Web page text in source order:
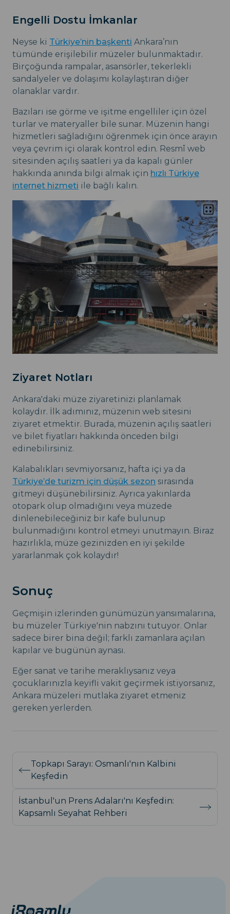
Engelli Dostu İmkanlar
Neyse ki Türkiye’nin başkenti Ankara’nın
tümünde erişilebilir müzeler bulunmaktadır.
Birçoğunda rampalar, asansörler, tekerlekli
sandalyeler ve dolaşımı kolaylaştıran diğer
olanaklar vardır.
Bazıları ise görme ve işitme engelliler için özel
turlar ve materyaller bile sunar. Müzenin hangi
hizmetleri sağladığını öğrenmek için önce arayın
veya çevrim içi olarak kontrol edin. Resmî web
sitesinden açılış saatleri ya da kapalı günler
hakkında anında bilgi almak için hızlı Türkiye
internet hizmeti ile bağlı kalın.
Ziyaret Notları
Ankara'daki müze ziyaretinizi planlamak
kolaydır. İlk adımınız, müzenin web sitesini
ziyaret etmektir. Burada, müzenin açılış saatleri
ve bilet fiyatları hakkında önceden bilgi
edinebilirsiniz.
Kalabalıkları sevmiyorsanız, hafta içi ya da
Türkiye’de turizm için düşük sezon sırasında
gitmeyi düşünebilirsiniz. Ayrıca yakınlarda
otopark olup olmadığını veya müzede
dinlenebileceğiniz bir kafe bulunup
bulunmadığını kontrol etmeyi unutmayın. Biraz
hazırlıkla, müze gezinizden en iyi şekilde
yararlanmak çok kolaydır!
Sonuç
Geçmişin izlerinden günümüzün yansımalarına,
bu müzeler Türkiye'nin nabzını tutuyor. Onlar
sadece birer bina değil; farklı zamanlara açılan
kapılar ve bugünün aynası.
Eğer sanat ve tarihe meraklıysanız veya
çocuklarınızla keyifli vakit geçirmek istiyorsanız,
Ankara müzeleri mutlaka ziyaret etmeniz
gereken yerlerden.
Topkapı Sarayı: Osmanlı'nın Kalbini
Keşfedin
İstanbul'un Prens Adaları'nı Keşfedin:
Kapsamlı Seyahat Rehberi